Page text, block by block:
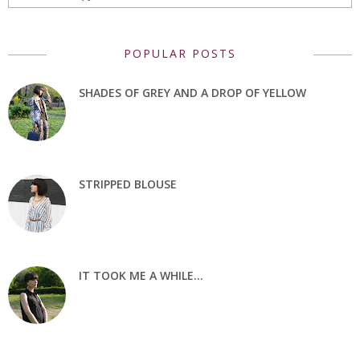
POPULAR POSTS
SHADES OF GREY AND A DROP OF YELLOW
STRIPPED BLOUSE
IT TOOK ME A WHILE...